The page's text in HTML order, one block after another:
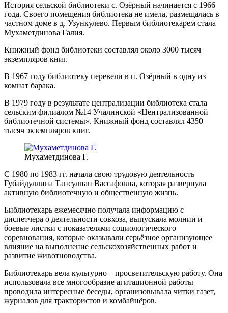
История сельской библиотеки с. Озёрный начинается с 1966
года. Своего помещения библиотека не имела, размещалась в
частном доме в д. Узункулево. Первым библиотекарем стала
Мухаметдинова Галия.
Книжный фонд библиотеки составлял около 3000 тысяч
экземпляров книг.
В 1967 году библиотеку перевели в п. Озёрный в одну из
комнат барака.
В 1979 году в результате централизации библиотека стала
сельским филиалом №14 Учалинской «Централизованной
библиотечной системы». Книжный фонд составлял 4350
тысяч экземпляров книг.
Мухаметдинова Г.
С 1980 по 1983 гг. начала свою трудовую деятельность
Губайдуллина Тансулпан Вассафовна, которая развернула
активную библиотечную и общественную жизнь.
Библиотекарь ежемесячно получала информацию с
диспетчера о деятельности совхоза, выпускала молнии и
боевые листки с показателями социологического
соревнования, которые оказывали серьёзное организующее
влияние на выполнение сельскохозяйственных работ и
развитие животноводства.
Библиотекарь вела культурно – просветительскую работу. Она
использовала все многообразие агитационной работы –
проводила интересные беседы, организовывала читки газет,
журналов для трактористов и комбайнёров.